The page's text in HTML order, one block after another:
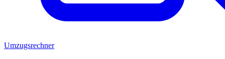
Umzugsrechner